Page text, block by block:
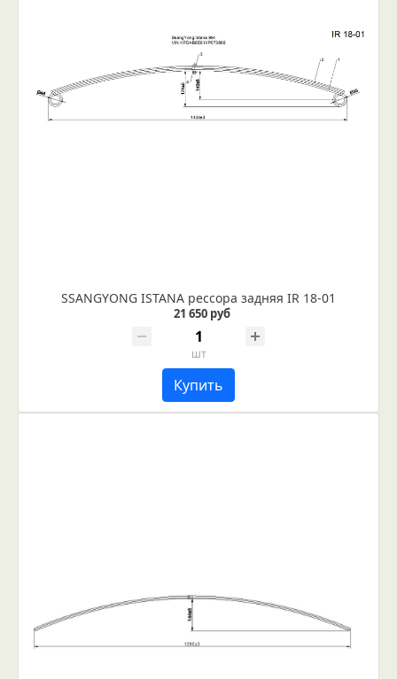
SSANGYONG ISTANA рессора задняя IR 18-01
21 650 руб
шт
Купить